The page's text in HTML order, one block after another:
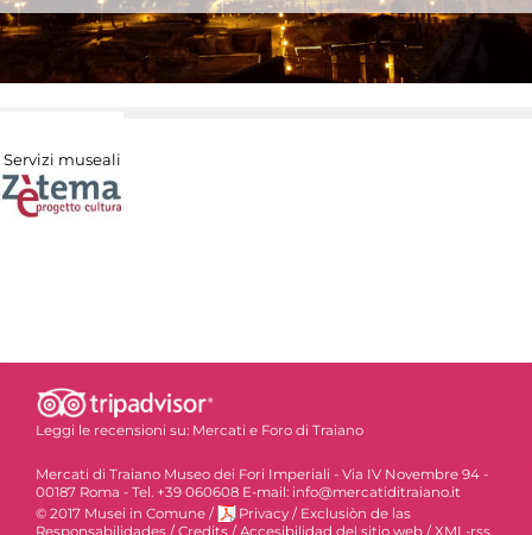
Servizi museali
Leggi le recensioni su: Mercati e Foro di Traiano
Mercati di Traiano Museo dei Fori Imperiali - Via IV Novembre 94 -
00187 Roma - Tel. +39 060608 E-mail: info@mercatiditraiano.it
© 2017 Musei in Comune / Privacy / Exclusiòn de las